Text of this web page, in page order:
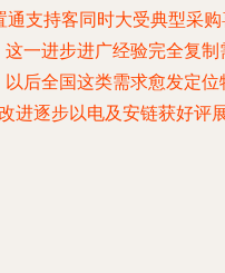
支持客同时大受典型采
一进步进广经验完全复制
后全国这类需求愈发定位
进逐步以电及安链获好评